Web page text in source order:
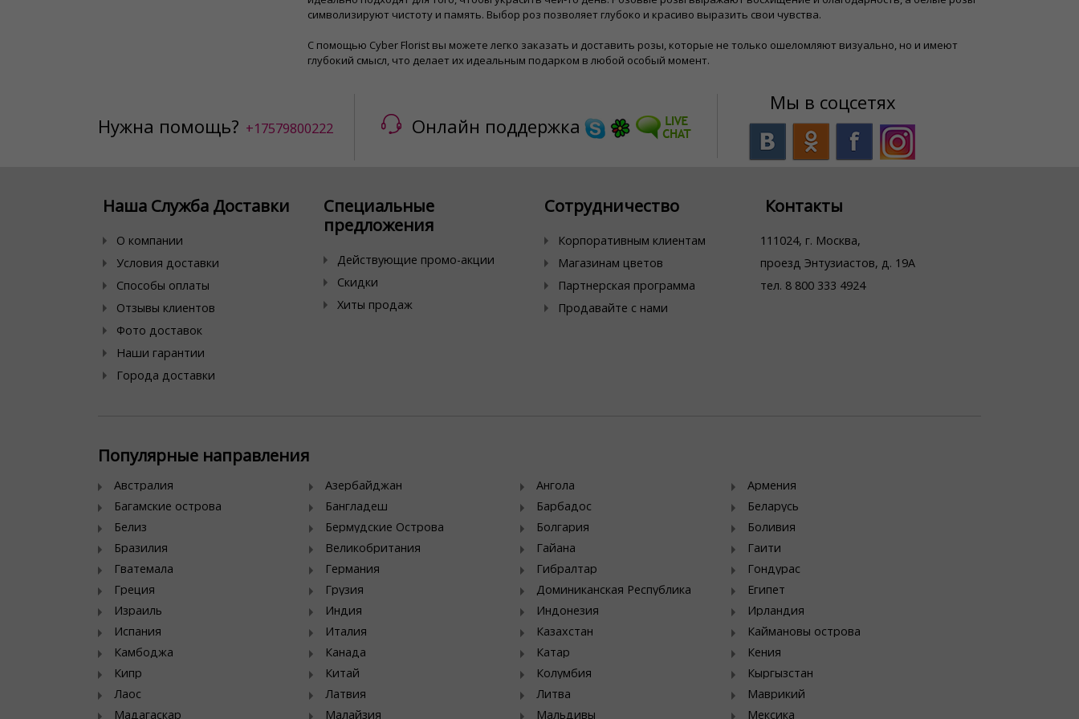
символизируют чистоту и память. Выбор роз позволяет глубоко и красиво выразить свои чувства.
С помощью Cyber ​​Florist вы можете легко заказать и доставить розы, которые не только ошеломляют визуально, но и имеют
глубокий смысл, что делает их идеальным подарком в любой особый момент.
Нужна помощь? +17579800222 Онлайн поддержка
Мы в соцсетях
Наша Служба Доставки
О компании
Условия доставки
Способы оплаты
Отзывы клиентов
Фото доставок
Наши гарантии
Города доставки
Специальные
предложения
Действующие промо-акции
Скидки
Хиты продаж
Сотрудничество
Корпоративным клиентам
Магазинам цветов
Партнерская программа
Продавайте с нами
Контакты
111024, г. Москва,
проезд Энтузиастов, д. 19А
тел. 8 800 333 4924
Популярные направления
Австралия Азербайджан Ангола
Армения
Багамские острова
Бангладеш Барбадос
Беларусь
Белиз
Бермудские Острова Болгария
Боливия
Бразилия
Великобритания Гайана
Гаити
Гватемала
Германия Гибралтар
Гондурас
Греция
Грузия Доминиканская Республика
Египет
Израиль
Индия Индонезия
Ирландия
Испания
Италия Казахстан
Каймановы острова
Камбоджа
Канада Катар
Кения
Кипр
Китай Колумбия
Кыргызстан
Лаос
Латвия Литва
Маврикий
Мадагаскар
Малайзия Мальдивы Мексика